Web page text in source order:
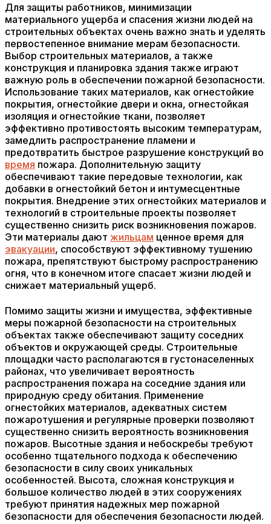
Для защиты работников, минимизации
материального ущерба и спасения жизни людей на
строительных объектах очень важно знать и уделять
первостепенное внимание мерам безопасности.
Выбор строительных материалов, а также
конструкция и планировка здания также играют
важную роль в обеспечении пожарной безопасности.
Использование таких материалов, как огнестойкие
покрытия, огнестойкие двери и окна, огнестойкая
изоляция и огнестойкие ткани, позволяет
эффективно противостоять высоким температурам,
замедлить распространение пламени и
предотвратить быстрое разрушение конструкций во
время пожара. Дополнительную защиту
обеспечивают такие передовые технологии, как
добавки в огнестойкий бетон и интумесцентные
покрытия. Внедрение этих огнестойких материалов и
технологий в строительные проекты позволяет
существенно снизить риск возникновения пожаров.
Эти материалы дают жильцам ценное время для
эвакуации, способствуют эффективному тушению
пожара, препятствуют быстрому распространению
огня, что в конечном итоге спасает жизни людей и
снижает материальный ущерб.
Помимо защиты жизни и имущества, эффективные
меры пожарной безопасности на строительных
объектах также обеспечивают защиту соседних
объектов и окружающей среды. Строительные
площадки часто располагаются в густонаселенных
районах, что увеличивает вероятность
распространения пожара на соседние здания или
природную среду обитания. Применение
огнестойких материалов, адекватных систем
пожаротушения и регулярные проверки позволяют
существенно снизить вероятность возникновения
пожаров. Высотные здания и небоскребы требуют
особенно тщательного подхода к обеспечению
безопасности в силу своих уникальных
особенностей. Высота, сложная конструкция и
большое количество людей в этих сооружениях
требуют принятия надежных мер пожарной
безопасности для обеспечения безопасности людей.